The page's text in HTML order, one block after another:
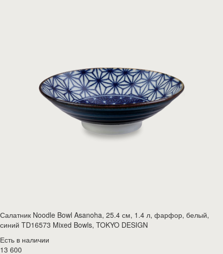
Салатник Noodle Bowl Asanoha, 25.4 см, 1.4 л, фарфор, белый,
синий TD16573 Mixed Bowls, TOKYO DESIGN
Есть в наличии
13 600